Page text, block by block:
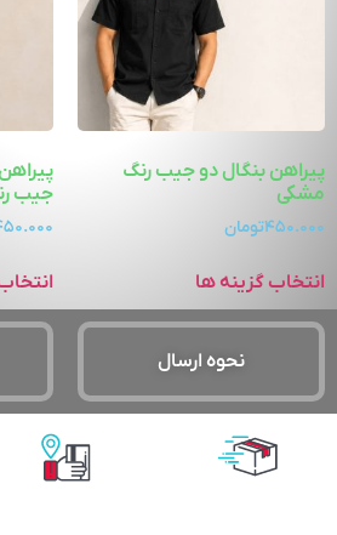
پیراهن بنگال دو جیب رنگ
مشکی
۴۵۰.۰۰۰تومان
انتخاب گزینه ها
جیب
نحوه ارسال